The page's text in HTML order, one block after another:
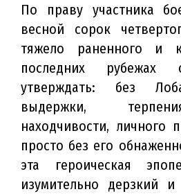
По праву участника
весной сорок
тяжело раненного и
последних рубежах
утверждать: без
выдержки,
находчивости, личного
просто без его
эта героическая
изумительно дерзкий